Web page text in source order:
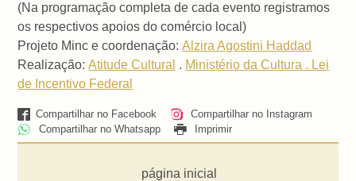
(Na programação completa de cada evento registramos
os respectivos apoios do comércio local)
Projeto Minc e coordenação:Alzira Agostini Haddad
Realização:Atitude Cultural . Ministério da Cultura . Lei
de Incentivo Federal
Compartilhar no Facebook
Compartilhar no Instagram
Compartilhar no Whatsapp
Imprimir
página inicial